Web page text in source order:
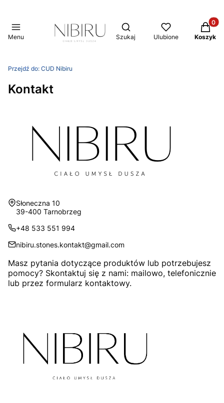
Menu
Otwórz wyszukiwarkę
Szukaj Ulubione Koszyk
Przejdź do: CUD Nibiru
Kontakt
Adres:
Słoneczna 10
39-400 Tarnobrzeg
+48 533 551 994
nibiru.stones.kontakt@gmail.com
Masz pytania dotyczące produktów lub potrzebujesz
pomocy? Skontaktuj się z nami: mailowo, telefonicznie
lub przez formularz kontaktowy.